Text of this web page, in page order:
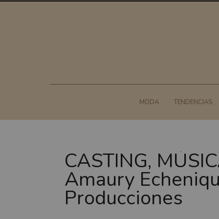
MODA TENDENCIAS
CASTING,
Amaury
Producciones